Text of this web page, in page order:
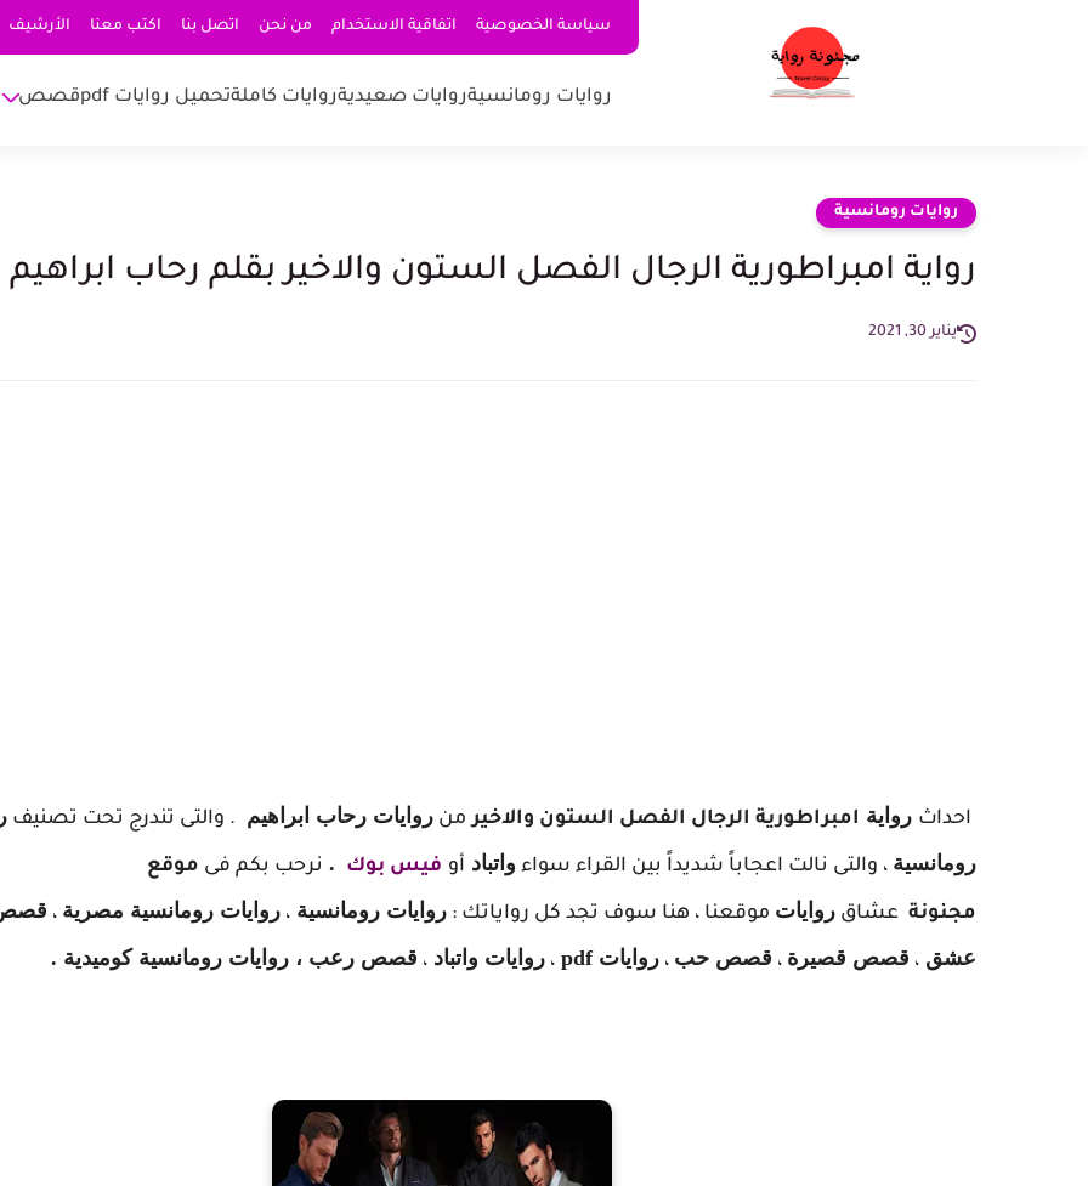
سياسة الخصوصية اتفاقية الاستخدام من نحن اتصل بنا اكتب معنا الأرشيف
روايات رومانسيةروايات صعيديةروايات كاملةتحميل روايات pdf قصص
روايات رومانسية
رواية امبراطورية الرجال الفصل الستون والاخير بقلم رحاب ابراهيم
يناير 30, 2021
احداث ر واية امبراطورية الرجال الفصل الستون والاخير من روايات رحاب ابراهيم . والتى تندرج تحت تصنيف
رومانسية ، والتى نالت اعجاباً شديداً بين القراء سواء واتباد أو فيس بوك . نرحب بكم فى موقع
مجنونة عشاق روايات موقعنا ، هنا سوف تجد كل رواياتك : روايات رومانسية ، روايات رومانسية مصرية ،
عشق ، قصص قصيرة ، قصص حب ، روايات pdf ، روايات واتباد ، قصص رعب ، روايات رومانسية كوميدية .